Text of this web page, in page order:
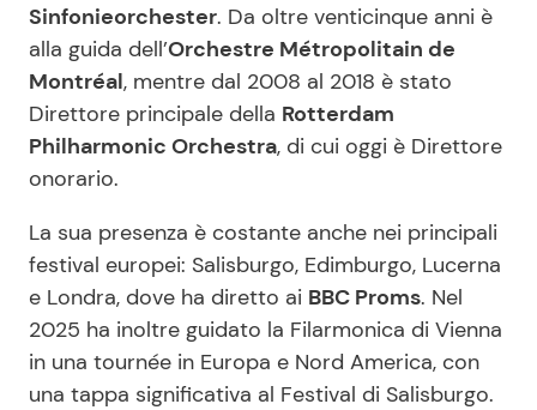
Sinfonieorchester. Da oltre venticinque anni è
alla guida dell’Orchestre Métropolitain de
Montréal, mentre dal 2008 al 2018 è stato
Direttore principale della Rotterdam
Philharmonic Orchestra, di cui oggi è Direttore
onorario.
La sua presenza è costante anche nei principali
festival europei: Salisburgo, Edimburgo, Lucerna
e Londra, dove ha diretto ai BBC Proms. Nel
2025 ha inoltre guidato la Filarmonica di Vienna
in una tournée in Europa e Nord America, con
una tappa significativa al Festival di Salisburgo.